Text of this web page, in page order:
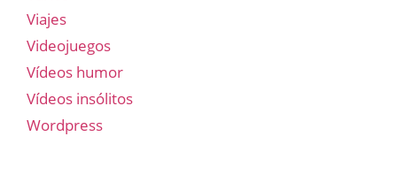
Viajes
Videojuegos
Vídeos humor
Vídeos insólitos
Wordpress